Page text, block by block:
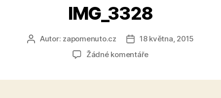
IMG_3328
AutorAutor: zapomenuto.cz
Datum
příspěvku
18 května, 2015
Žádné komentářeu